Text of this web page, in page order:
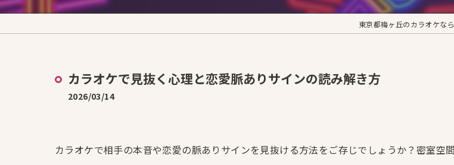
東京都梅ヶ丘のカラオケな
カラオケで見抜く心理と恋愛脈ありサインの読み解き方
2026/03/14
カラオケで相手の本音や恋愛の脈ありサインを見抜ける方法をご存じでしょうか？密室